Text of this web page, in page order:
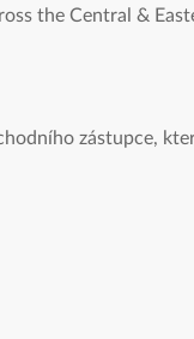
the Central &
zástupce,